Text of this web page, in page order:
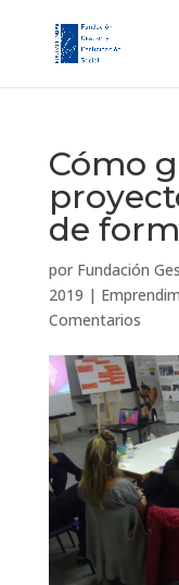
Cómo
de
por Fundación
2019 |
Comentarios